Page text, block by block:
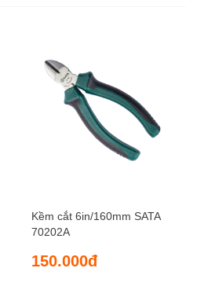
Kềm cắt 6in/160mm SATA
70202A
150.000đ